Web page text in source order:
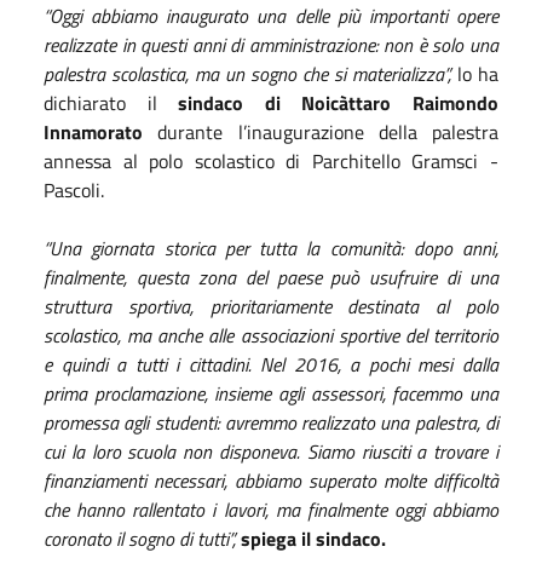
“Oggi abbiamo inaugurato una delle più importanti opere
realizzate in questi anni di amministrazione: non è solo una
palestra scolastica, ma un sogno che si materializza”,lo ha
dichiarato ilsindaco di Noicàttaro Raimondo
Innamorato durante l’inaugurazione della palestra
annessa al polo scolastico di Parchitello Gramsci -
Pascoli.
“Una giornata storica per tutta la comunità: dopo anni,
finalmente, questa zona del paese può usufruire di una
struttura sportiva, prioritariamente destinata al polo
scolastico, ma anche alle associazioni sportive del territorio
e quindi a tutti i cittadini. Nel 2016, a pochi mesi dalla
prima proclamazione, insieme agli assessori, facemmo una
promessa agli studenti: avremmo realizzato una palestra, di
cui la loro scuola non disponeva. Siamo riusciti a trovare i
finanziamenti necessari, abbiamo superato molte difficoltà
che hanno rallentato i lavori, ma finalmente oggi abbiamo
coronato il sogno di tutti”,spiega il sindaco.